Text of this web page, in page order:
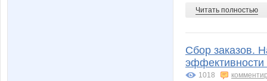
Читать полностью
Сбор заказов.
эффективности
1018